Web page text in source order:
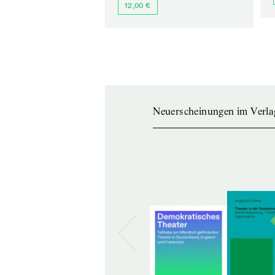
12,00 €
Neuerscheinungen im